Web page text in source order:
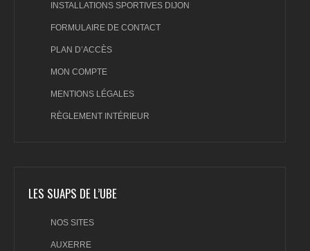
INSTALLATIONS SPORTIVES DIJON
FORMULAIRE DE CONTACT
PLAN D’ACCÈS
MON COMPTE
MENTIONS LÉGALES
RÈGLEMENT INTÉRIEUR
LES SUAPS DE L’UBE
NOS SITES
AUXERRE